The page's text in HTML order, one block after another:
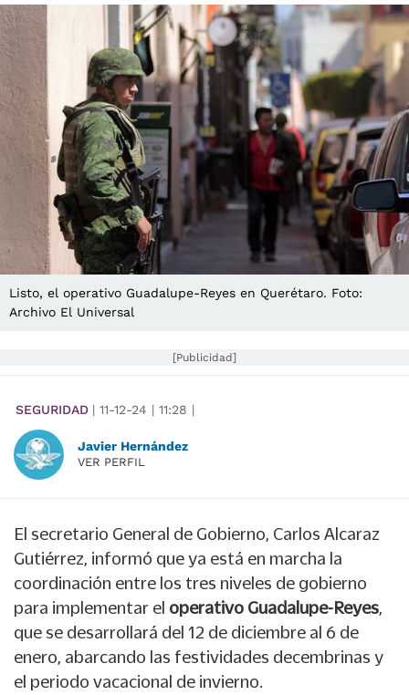
Listo, el operativo Guadalupe-Reyes en Querétaro. Foto:
Archivo El Universal
[Publicidad]
SEGURIDAD | 11-12-24 | 11:28 |
Javier Hernández
VER PERFIL
El secretario General de Gobierno, Carlos Alcaraz
Gutiérrez, informó que ya está en marcha la
coordinación entre los tres niveles de gobierno
para implementar el operativo Guadalupe-Reyes,
que se desarrollará del 12 de diciembre al 6 de
enero, abarcando las festividades decembrinas y
el periodo vacacional de invierno.